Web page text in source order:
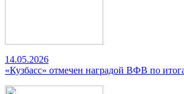
14.05.2026
«Кузбасс» отмечен наградой ВФВ по